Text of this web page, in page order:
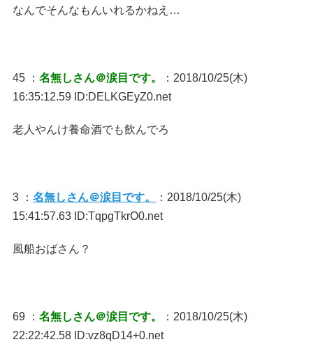
なんでそんなもんいれるかねえ…
45 ： 名無しさん＠涙目です。
：2018/10/25(木)
16:35:12.59 ID:DELKGEyZ0.net
老人やんけ養命酒でも飲んでろ
3 ： 名無しさん＠涙目です。
：2018/10/25(木)
15:41:57.63 ID:TqpgTkrO0.net
風船おばさん？
69 ： 名無しさん＠涙目です。
：2018/10/25(木)
22:22:42.58 ID:vz8qD14+0.net